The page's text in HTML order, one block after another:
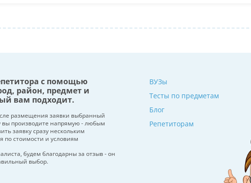
с помощью
район, предмет и
вам подходит.
размещения заявки выбранный
вы производите напрямую - любым
заявку сразу нескольким
по стоимости и условиям
будем благодарны за отзыв - он
выбор.
ВУЗы
Тесты по предметам
Блог
Репетиторам